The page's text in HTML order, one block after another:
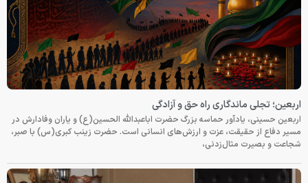
اربعین؛ تجلی ماندگاری راه حق و آزادگی
اربعین حسینی، یادآور حماسه بزرگ حضرت اباعبدالله الحسین(ع) و یاران وفادارش در
مسیر دفاع از حقیقت، عزت و ارزش‌های انسانی است. حضرت زینب کبری(س) با صبر،
شجاعت و بصیرت مثال‌زدنی،